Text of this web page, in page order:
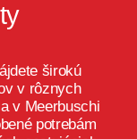
širokú
v rôznych
v Meerbuschi
potrebám